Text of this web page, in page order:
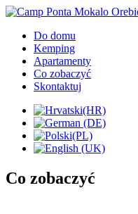
Do domu
Kemping
Apartamenty
Co zobaczyć
Skontaktuj
Co zobaczyć